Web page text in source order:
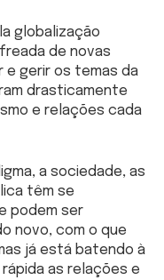
globalização
de novas
e gerir os temas da
drasticamente
e relações cada
a sociedade, as
têm se
podem ser
novo, com o que
já está batendo à
as relações e